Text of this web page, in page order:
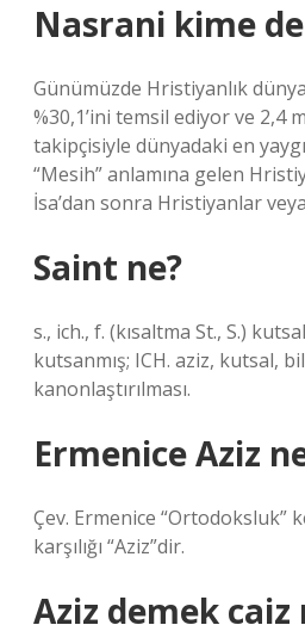
Nasrani kime
Günümüzde Hristiyanlık
%30,1’ini temsil ediyor ve 2,4
takipçisiyle dünyadaki en
“Mesih” anlamına gelen
İsa’dan sonra Hristiyanlar
Saint ne?
s., ich., f. (kısaltma St., S.)
kutsanmış; ICH. aziz, kutsal,
kanonlaştırılması.
Ermenice Aziz
Çev. Ermenice “Ortodoksluk”
karşılığı “Aziz”dir.
Aziz demek caiz